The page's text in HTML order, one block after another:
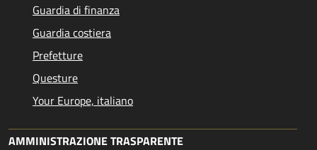
Guardia di finanza
Guardia costiera
Prefetture
Questure
Your Europe, italiano
AMMINISTRAZIONE TRASPARENTE